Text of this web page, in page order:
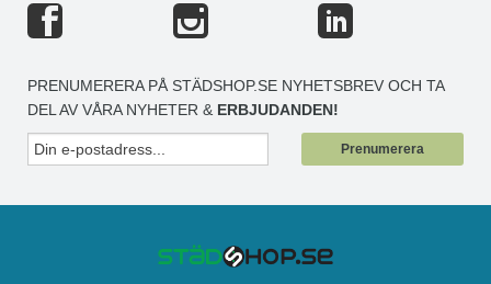
PRENUMERERA PÅ STÄDSHOP.SE NYHETSBREV OCH TA
DEL AV VÅRA NYHETER & ERBJUDANDEN!
Prenumerera